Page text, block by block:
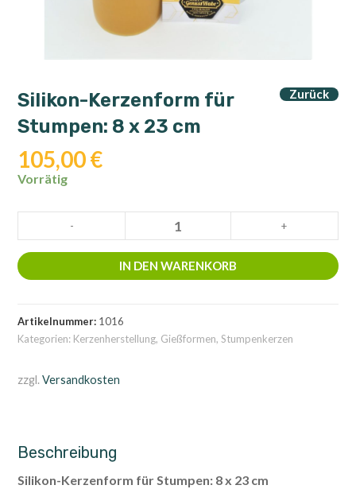
Zurück
Silikon-Kerzenform für
Stumpen: 8 x 23 cm
105,00€
Vorrätig
Kerzenform
für
Stumpen: 8
cm
Menge
- +
IN DEN WARENKORB
Artikelnummer: 1016
Kategorien: Kerzenherstellung, Gießformen,Stumpenkerzen
zzgl.Versandkosten
Beschreibung
Silikon-Kerzenform für Stumpen: 8 x 23 cm